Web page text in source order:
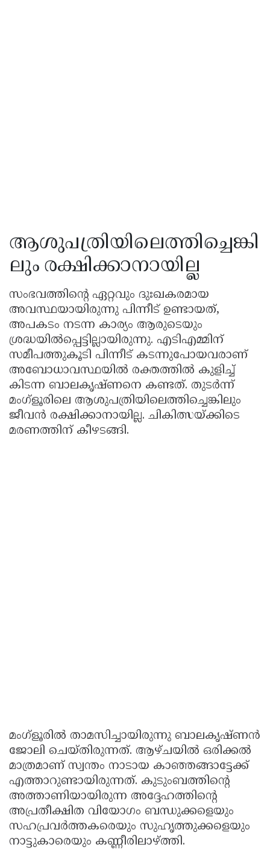
ആശുപത്രിയിലെത്തിച്ചെങ്കി
ലും രക്ഷിക്കാനായില്ല
സംഭവത്തിൻ്റെ ഏറ്റവും ദുഃഖകരമായ
അവസ്ഥയായിരുന്നു പിന്നീട് ഉണ്ടായത്,
അപകടം നടന്ന കാര്യം ആരുടെയും
ശ്രദ്ധയിൽപ്പെട്ടില്ലായിരുന്നു. എടിഎമ്മിന്
സമീപത്തുകൂടി പിന്നീട് കടന്നുപോയവരാണ്
അബോധാവസ്ഥയിൽ രക്തത്തിൽ കുളിച്ച്
കിടന്ന ബാലകൃഷ്ണനെ കണ്ടത്. തുടർന്ന്
മംഗ്ളൂരിലെ ആശുപത്രിയിലെത്തിച്ചെങ്കിലും
ജീവൻ രക്ഷിക്കാനായില്ല. ചികിത്സയ്ക്കിടെ
മരണത്തിന് കീഴടങ്ങി.
മംഗ്ളൂരിൽ താമസിച്ചായിരുന്നു ബാലകൃഷ്ണൻ
ജോലി ചെയ്തിരുന്നത്. ആഴ്ചയിൽ ഒരിക്കൽ
മാത്രമാണ് സ്വന്തം നാടായ കാഞ്ഞങ്ങാട്ടേക്ക്
എത്താറുണ്ടായിരുന്നത്. കുടുംബത്തിൻ്റെ
അത്താണിയായിരുന്ന അദ്ദേഹത്തിൻ്റെ
അപ്രതീക്ഷിത വിയോഗം ബന്ധുക്കളെയും
സഹപ്രവർത്തകരെയും സുഹൃത്തുക്കളെയും
നാട്ടുകാരെയും കണ്ണീരിലാഴ്ത്തി.